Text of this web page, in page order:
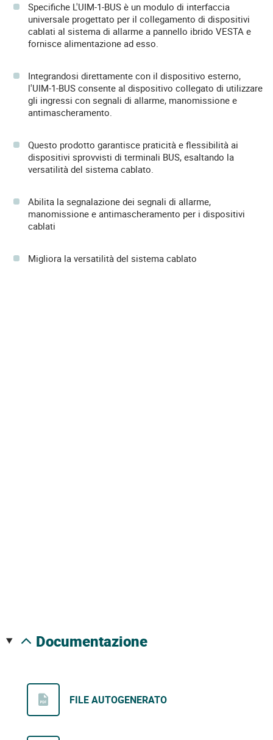
Specifiche L'UIM-1-BUS è un modulo di interfaccia
universale progettato per il collegamento di dispositivi
cablati al sistema di allarme a pannello ibrido VESTA e
fornisce alimentazione ad esso.
Integrandosi direttamente con il dispositivo esterno,
l'UIM-1-BUS consente al dispositivo collegato di utilizzare
gli ingressi con segnali di allarme, manomissione e
antimascheramento.
Questo prodotto garantisce praticità e flessibilità ai
dispositivi sprovvisti di terminali BUS, esaltando la
versatilità del sistema cablato.
Abilita la segnalazione dei segnali di allarme,
manomissione e antimascheramento per i dispositivi
cablati
Migliora la versatilità del sistema cablato
documentazione
FILE AUTOGENERATO